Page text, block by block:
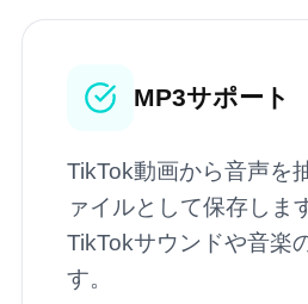
MP3サポート
TikTok動画から音声を
ァイルとして保存しま
TikTokサウンドや音楽
す。